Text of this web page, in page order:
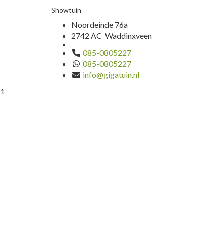
Showtuin
Noordeinde 76a
2742 AC Waddinxveen
085-0805227
085-0805227
info@gigatuin.nl
1